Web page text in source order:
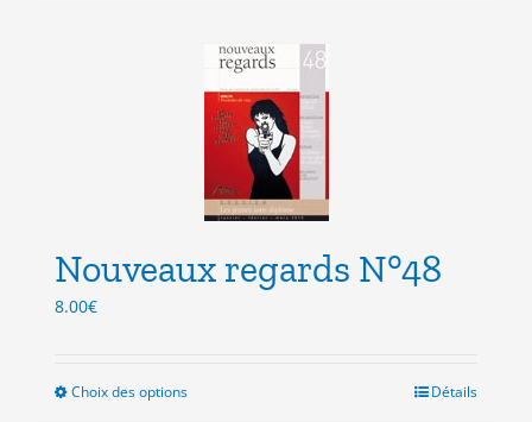
plusieurs
variations.
Les
options
peuvent
choisies
sur
page
Nouveaux regards N°48
8.00€
Choix des optionsCe
Détails